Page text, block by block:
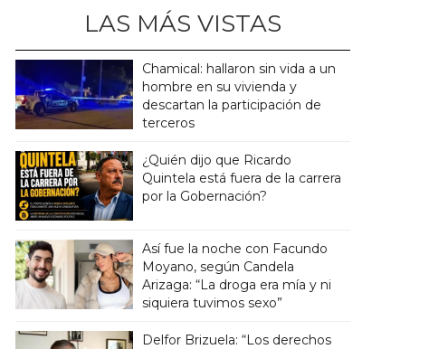
LAS MÁS VISTAS
Chamical: hallaron sin vida a un
hombre en su vivienda y
descartan la participación de
terceros
¿Quién dijo que Ricardo
Quintela está fuera de la carrera
por la Gobernación?
Así fue la noche con Facundo
Moyano, según Candela
Arizaga: “La droga era mía y ni
siquiera tuvimos sexo”
Delfor Brizuela: “Los derechos